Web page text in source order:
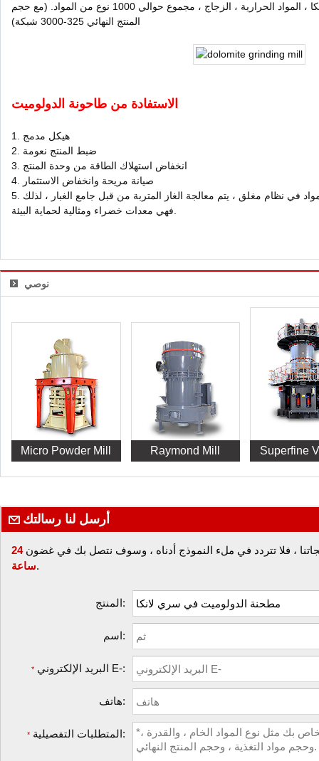
، التلك ، فلوريت ، الطين الأبيض ، الميكا ، المواد الحرارية ، الزجاج ، مجموع حوالي 1000 نوع من المواد. (مع حجم
المنتج النهائي 325-3000 شبكة)
الاستفادة من طاحونة الدولوميت
1. هيكل مدمج
2. ضبط المنتج نعومة
3. انخفاض استهلاك الطاقة من وحدة المنتج
4. صيانة مريحة وانخفاض الاستثمار
5. تم الانتهاء من تكسير ، طحن وتصنيف المواد في نظام مغلق ، يتم معالجة الغاز المتربة من قبل جامع الغبار ، لذلك
نوصي
مسحوق مطحنة صغيرة
Micro Powder Mill رايموند ميل
Raymond Mill
مطحنة
Superfine
أرسل لنا رسالتك
، فلا تتردد في ملء النموذج أدناه ، وسوف نتصل بك في غضون24
ساعة.
المنتج:
اسم:
* البريد الإلكتروني E-:
هاتف:
* المتطلبات التفصيلية: